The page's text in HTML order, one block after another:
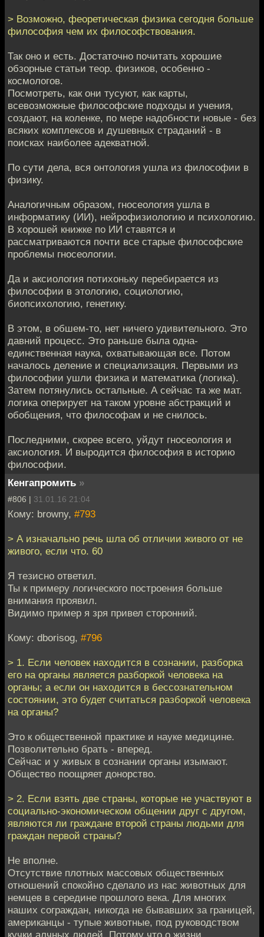
> Возможно, феоретическая физика сегодня больше
философия чем их философствования.
Так оно и есть. Достаточно почитать хорошие
обзорные статьи теор. физиков, особенно -
космологов.
Посмотреть, как они тусуют, как карты,
всевозможные философские подходы и учения,
создают, на коленке, по мере надобности новые - без
всяких комплексов и душевных страданий - в
поисках наиболее адекватной.
По сути дела, вся онтология ушла из философии в
физику.
Аналогичным образом, гносеология ушла в
информатику (ИИ), нейрофизиологию и психологию.
В хорошей книжке по ИИ ставятся и
рассматриваются почти все старые философские
проблемы гносеологии.
Да и аксиология потихоньку перебирается из
философии в этологию, социологию,
биопсихологию, генетику.
В этом, в обшем-то, нет ничего удивительного. Это
давний процесс. Это раньше была одна-
единственная наука, охватывающая все. Потом
началось деление и специализация. Первыми из
философии ушли физика и математика (логика).
Затем потянулись остальные. А сейчас та же мат.
логика оперирует на таком уровне абстракций и
обобщения, что философам и не снилось.
Последними, скорее всего, уйдут гносеология и
аксиология. И выродится философия в историю
философии.
Кенгапромить »
#806 | 31.01.16 21:04
Кому: browny, #793
> А изначально речь шла об отличии живого от не
живого, если что. 60
Я тезисно ответил.
Ты к примеру логического построения больше
внимания проявил.
Видимо пример я зря привел сторонний.
Кому: dborisog, #796
> 1. Если человек находится в сознании, разборка
его на органы является разборкой человека на
органы; а если он находится в бессознательном
состоянии, это будет считаться разборкой человека
на органы?
Это к общественной практике и науке медицине.
Позволительно брать - вперед.
Сейчас и у живых в сознании органы изымают.
Общество поощряет донорство.
> 2. Если взять две страны, которые не участвуют в
социально-экономическом общении друг с другом,
являются ли граждане второй страны людьми для
граждан первой страны?
Не вполне.
Отсутствие плотных массовых общественных
отношений спокойно сделало из нас животных для
немцев в середине прошлого века. Для многих
наших сограждан, никогда не бывавших за границей,
американцы - тупые животные, под руководством
кучки алчных людей. Потому что о жизни